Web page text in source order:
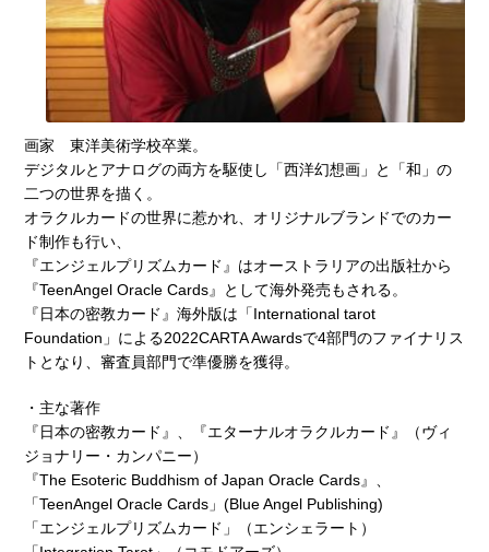
画家 東洋美術学校卒業。
デジタルとアナログの両方を駆使し「西洋幻想画」と「和」の
二つの世界を描く。
オラクルカードの世界に惹かれ、オリジナルブランドでのカー
ド制作も行い、
『エンジェルプリズムカード』はオーストラリアの出版社から
『TeenAngel Oracle Cards』として海外発売もされる。
『日本の密教カード』海外版は「International tarot
Foundation」による2022CARTA Awardsで4部門のファイナリス
トとなり、審査員部門で準優勝を獲得。
・主な著作
『日本の密教カード』、『エターナルオラクルカード』（ヴィ
ジョナリー・カンパニー）
『The Esoteric Buddhism of Japan Oracle Cards』、
「TeenAngel Oracle Cards」(Blue Angel Publishing)
「エンジェルプリズムカード」（エンシェラート）